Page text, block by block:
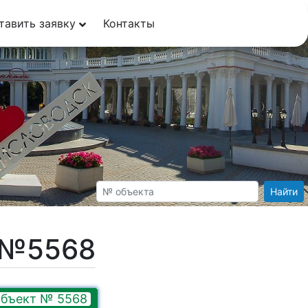
заявку Контакты
Найти
№5568
№ 5568